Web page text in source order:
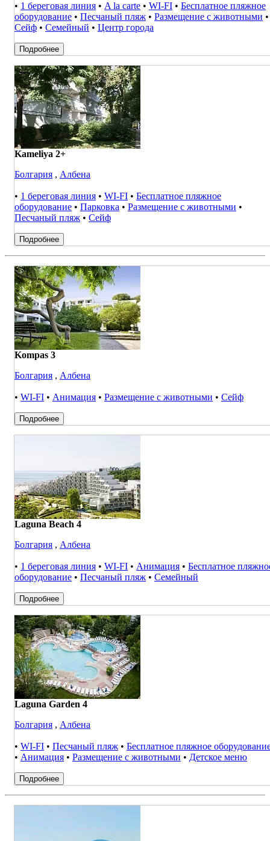
• 1 береговая линия • A la carte • WI-FI • Бесплатное пляжное
оборудование • Песчаный пляж • Размещение с животными •
Сейф • Семейный • Центр города
Подробнее
Kameliya 2+
Болгария , Албена
• 1 береговая линия • WI-FI • Бесплатное пляжное
оборудование • Парковка • Размещение с животными •
Песчаный пляж • Сейф
Подробнее
Kompas 3
Болгария , Албена
• WI-FI • Анимация • Размещение с животными • Сейф
Подробнее
Laguna Beach 4
Болгария , Албена
• 1 береговая линия • WI-FI • Анимация • Бесплатное
оборудование • Песчаный пляж • Семейный
Подробнее
Laguna Garden 4
Болгария , Албена
• WI-FI • Песчаный пляж • Бесплатное пляжное
• Анимация • Размещение с животными • Детское меню
Подробнее